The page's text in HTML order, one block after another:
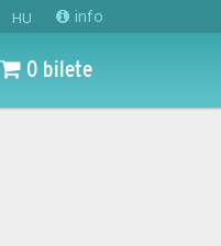
HU info
0 bilete